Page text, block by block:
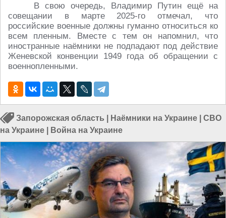
В свою очередь, Владимир Путин ещё на
совещании в марте 2025-го отмечал, что
российские военные должны гуманно относиться ко
всем пленным. Вместе с тем он напомнил, что
иностранные наёмники не подпадают под действие
Женевской конвенции 1949 года об обращении с
военнопленными.
Запорожская область Наёмники на Украине
СВО
на Украине
Война на Украине